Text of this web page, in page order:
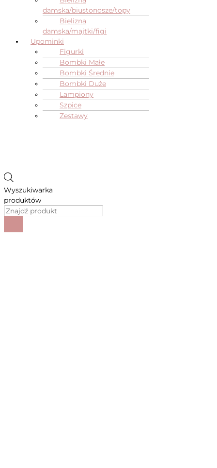
damska/biustonosze/topy
Bielizna
damska/majtki/figi
Upominki
Figurki
Bombki Małe
Bombki Średnie
Bombki Duże
Lampiony
Szpice
Zestawy
Wyszukiwarka
produktów